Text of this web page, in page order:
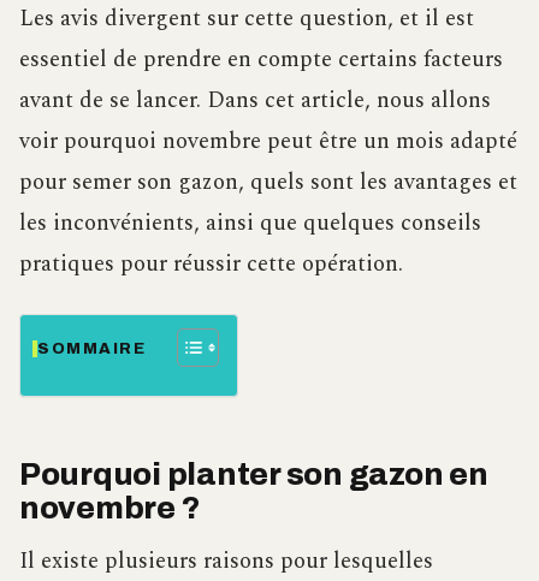
Les avis divergent sur cette question, et il est
essentiel de prendre en compte certains facteurs
avant de se lancer. Dans cet article, nous allons
voir pourquoi novembre peut être un mois adapté
pour semer son gazon, quels sont les avantages et
les inconvénients, ainsi que quelques conseils
pratiques pour réussir cette opération.
SOMMAIRE
Pourquoi planter son gazon en
novembre ?
Il existe plusieurs raisons pour lesquelles